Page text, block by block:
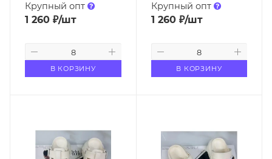
Крупный опт
1 260 ₽/шт
В КОРЗИНУ
Крупный опт
1 260₽/шт
В КОРЗИНУ